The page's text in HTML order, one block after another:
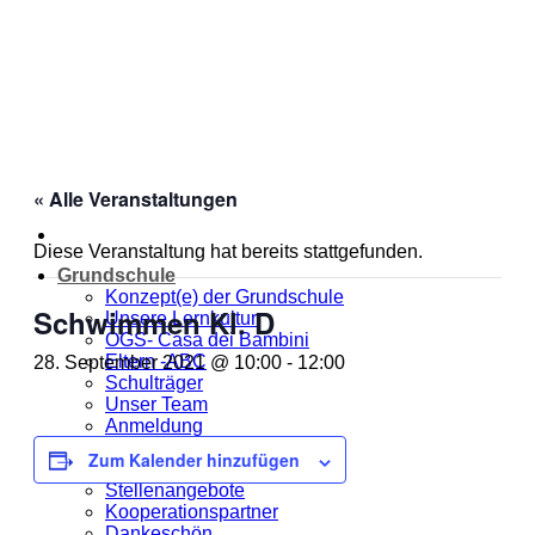
Grundschule
Konzept(e) der Grundschule
Unsere Lernkultur
OGS- Casa dei Bambini
Eltern -ABC
Schulträger
Unser Team
Anmeldung
Unsere MOmeNTE
Stellenangebote
Kooperationspartner
« Alle Veranstaltungen
Diese Veranstaltung hat bereits stattgefunden.
Schwimmen Kl. D
28. September 2021 @ 10:00 - 12:00
Zum Kalender hinzufügen